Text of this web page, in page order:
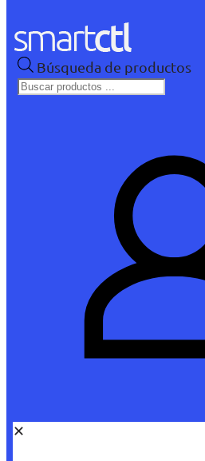
Búsqueda de productos
✕